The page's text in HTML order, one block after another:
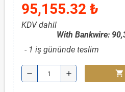
95,155.32 ₺
KDV dahil
With Bankwire:
1 iş gününde teslim
remove add shopping_cart